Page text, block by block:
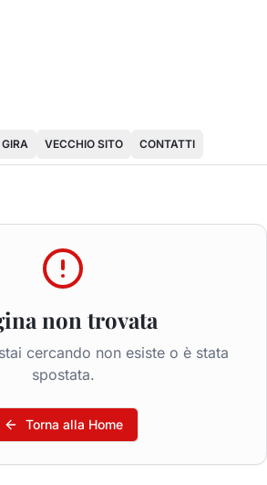
VECCHIO SITO CONTATTI
non trovata
cercando non esiste o è stata
spostata.
Torna alla Home